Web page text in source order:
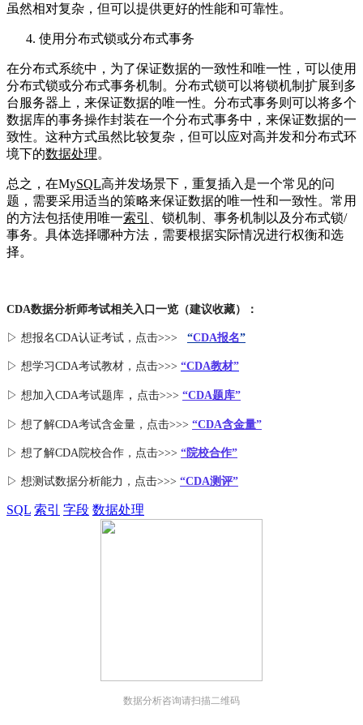
虽然相对复杂，但可以提供更好的性能和可靠性。
使用分布式锁或分布式事务
在分布式系统中，为了保证数据的一致性和唯一性，可以使用
分布式锁或分布式事务机制。分布式锁可以将锁机制扩展到多
台服务器上，来保证数据的唯一性。分布式事务则可以将多个
数据库的事务操作封装在一个分布式事务中，来保证数据的一
致性。这种方式虽然比较复杂，但可以应对高并发和分布式环
境下的数据处理。
总之，在MySQL高并发场景下，重复插入是一个常见的问
题，需要采用适当的策略来保证数据的唯一性和一致性。常用
的方法包括使用唯一索引
、锁机制、事务机制以及分布式锁/
事务。具体选择哪种方法，需要根据实际情况进行权衡和选
择。
CDA数据分析师考试相关入口一览（建议收藏）：
▷ 想报名CDA认证考试，点击>>> “CDA报名”
▷ 想学习CDA考试教材，点击>>> “CDA教材”
▷ 想加入CDA考试题库 ， 点击>>> “CDA题库”
▷ 想了解CDA考试含金量 ，点击>>> “CDA含金量”
▷ 想了解CDA院校合作 ，点击>>> “院校合作”
▷ 想测试数据分析能力，点击>>> “CDA测评”
SQL 索引 字段 数据处理
数据分析咨询请扫描二维码